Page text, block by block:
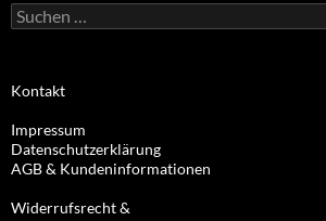
Suchen
nach:
Kontakt
Impressum
Datenschutzerklärung
AGB & Kundeninformationen
Widerrufsrecht &